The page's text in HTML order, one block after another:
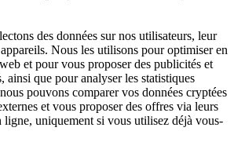
des données sur nos utilisateurs, leur
Nous les utilisons pour optimiser en
et pour vous proposer des publicités et
ainsi que pour analyser les statistiques
pouvons comparer vos données cryptées
et vous proposer des offres via leurs
ligne, uniquement si vous utilisez déjà vous-